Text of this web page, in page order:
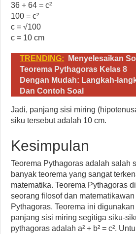
36 + 64 = c²
100 = c²
c = √100
c = 10 cm
TRENDING:
Menyelesaikan
Teorema Pythagoras Kelas 8
Dengan Mudah: Langkah-
Dan Contoh Soal
Jadi, panjang sisi miring
siku tersebut adalah 10 cm.
Kesimpulan
Teorema Pythagoras adalah salah
banyak teorema yang sangat
matematika. Teorema Pythagoras
seorang filosof dan
Pythagoras. Teorema ini
panjang sisi miring segitiga siku-
pythagoras adalah a² + b² = c².